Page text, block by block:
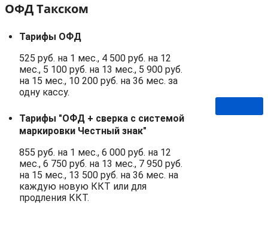
ОФД Такском
Тарифы ОФД
525 руб. на 1 мес., 4 500 руб. на 12
мес., 5 100 руб. на 13 мес., 5 900 руб.
на 15 мес., 10 200 руб. на 36 мес. за
одну кассу.
Тарифы "ОФД + сверка с системой
маркировки Честный знак"
855 руб. на 1 мес., 6 000 руб. на 12
мес., 6 750 руб. на 13 мес., 7 950 руб.
на 15 мес., 13 500 руб. на 36 мес. на
каждую новую ККТ или для
продления ККТ.